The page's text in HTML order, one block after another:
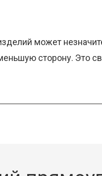
может
сторону. Это